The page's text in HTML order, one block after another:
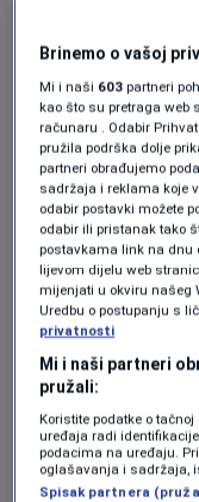
paketu
velikih
kompanija
mogao suočiti
da uvjeri
januaru
novim
Forbes je uoči
ulagačima koji
pravim
Brinemo o vašoj
Mi i naši 603 partneri
kao što su pretraga web
računaru . Odabir
pružila podrška dolje
partneri obrađujemo
sadržaja i reklama koje
odabir postavki možete
odabir ili pristanak tako
postavkama link na dnu
lijevom dijelu web
mijenjati u okviru našeg
Uredbu o postupanju s
privatnosti
Mi i naši partneri
pružali:
Koristite podatke o
uređaja radi
podacima na uređaju.
oglašavanja i sadržaja,
Spisak partnera